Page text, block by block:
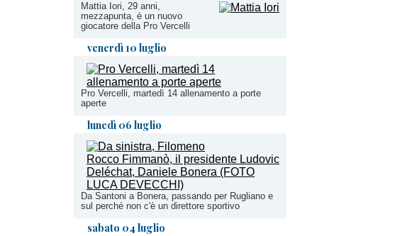
Mattia Iori, 29 anni,
mezzapunta, è un nuovo
giocatore della Pro Vercelli
venerdì 10 luglio
Pro Vercelli, martedì 14 allenamento a porte
aperte
lunedì 06 luglio
Da Santoni a Bonera, passando per Rugliano e
sul perché non c'è un direttore sportivo
sabato 04 luglio